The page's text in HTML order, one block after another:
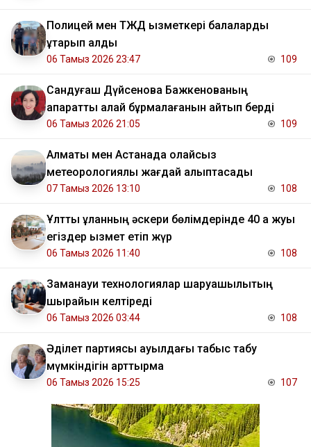
Полицей мен ТЖД қызметкері балаларды
құтқарып қалды
06 Тамыз 2026 23:47 109
Сандуғаш Дүйсенова Бажкенованың
ақпаратты қалай бұрмалағанын айтып берді
06 Тамыз 2026 21:05 109
Алматы мен Астанада қолайсыз
метеорологиялық жағдай қалыптасады
07 Тамыз 2026 13:10 108
Ұлттық ұланның әскери бөлімдерінде 40 қа жуық
егіздер қызмет етіп жүр
06 Тамыз 2026 11:40 108
Заманауи технологиялар шаруашылықтың
шырайын келтіреді
06 Тамыз 2026 03:44 108
Әділет партиясы ауылдағы табыс табу
мүмкіндігін арттырмақ
06 Тамыз 2026 15:25 107